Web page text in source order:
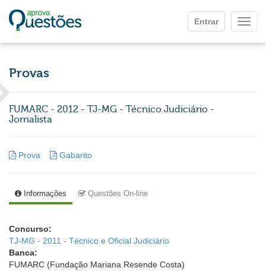
Entrar
Provas
FUMARC - 2012 - TJ-MG - Técnico Judiciário -
Jornalista
Prova Gabarito
Informações Questões On-line
Concurso:
TJ-MG - 2011 - Técnico e Oficial Judiciário
Banca:
FUMARC (Fundação Mariana Resende Costa)